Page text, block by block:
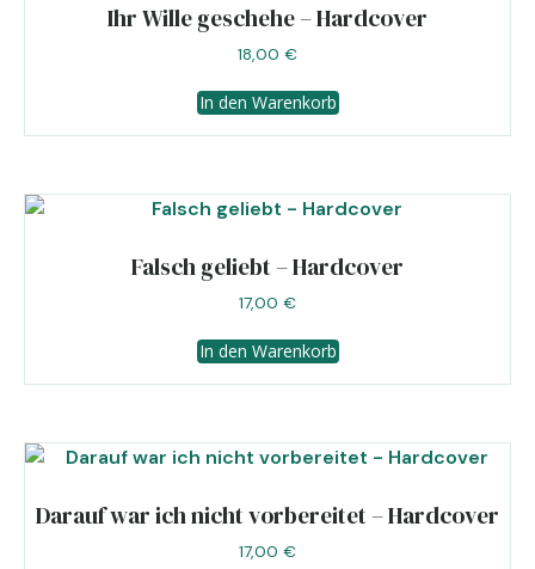
Ihr Wille geschehe – Hardcover
18,00 €
In den Warenkorb
Falsch geliebt – Hardcover
17,00 €
In den Warenkorb
Darauf war ich nicht vorbereitet – Hardcover
17,00 €